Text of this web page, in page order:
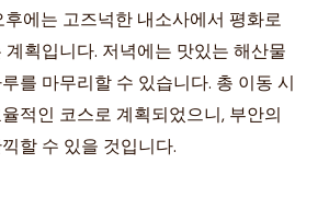
후에는 고즈넉한 내소사에서 평화로
계획입니다. 저녁에는 맛있는 해산물
를 마무리할 수 있습니다. 총 이동 시
적인 코스로 계획되었으니, 부안의
할 수 있을 것입니다.